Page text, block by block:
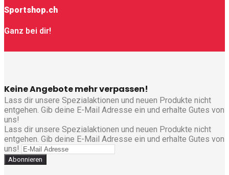
Sportshop.ch
Ganz bei dir!
Keine Angebote mehr verpassen!
Lass dir unsere Spezialaktionen und neuen Produkte nicht
entgehen. Gib deine E-Mail Adresse ein und erhalte Gutes von
uns!
Lass dir unsere Spezialaktionen und neuen Produkte nicht
entgehen. Gib deine E-Mail Adresse ein und erhalte Gutes von
uns!
Abonnieren